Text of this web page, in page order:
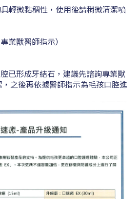
具輕微黏稠性，使用後請稍微清潔噴
業獸醫師指示）
已形成牙結石，建議先諮詢專業獸
，之後再依據醫師指示為毛孩口腔進